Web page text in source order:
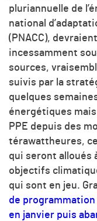
pluriannuelle de
national
(PNACC),
incessamment
sources,
suivis par la
quelques
énergétiques
PPE depuis des
térawattheures,
qui seront alloués
objectifs
qui sont en jeu.
de
en janvier puis